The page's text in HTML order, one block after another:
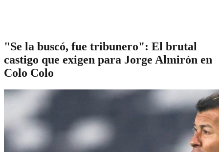
"Se la buscó, fue tribunero": El brutal
castigo que exigen para Jorge Almirón en
Colo Colo